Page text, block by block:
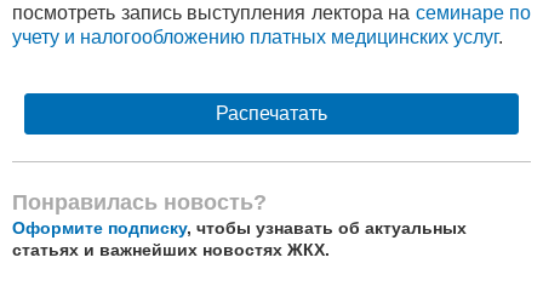
посмотреть запись выступления лектора на семинаре по
учету и налогообложению платных медицинских услуг.
Распечатать
Понравилась новость?
Оформите подписку, чтобы узнавать об актуальных
статьях и важнейших новостях ЖКХ.